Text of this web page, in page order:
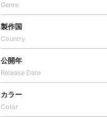
Genre
製作国
Country
公開年
Release Date
カラー
Color